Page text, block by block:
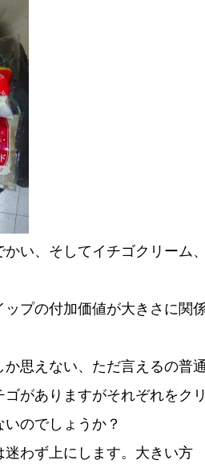
かい、そしてイチゴクリーム
ップの付加価値が大きさに関
か思えない、ただ言えるの普
ゴがありますがそれぞれをク
のでしょうか？
迷わず上にします。大きい方